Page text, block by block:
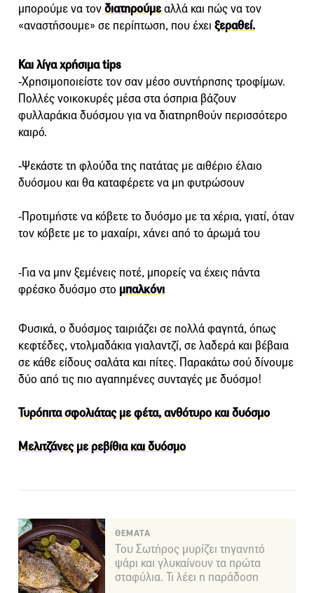
μπορούμε να τονδιατηρούμεαλλά και πώς να τον
«αναστήσουμε» σε περίπτωση, που έχει ξεραθεί.
Και λίγα χρήσιμα tips
-Χρησιμοποιείστε τον σαν μέσο συντήρησης τροφίμων.
Πολλές νοικοκυρές μέσα στα όσπρια βάζουν
φυλλαράκια δυόσμου για να διατηρηθούν περισσότερο
καιρό.
-Ψεκάστε τη φλούδα της πατάτας με αιθέριο έλαιο
δυόσμου και θα καταφέρετε να μη φυτρώσουν
-Προτιμήστε να κόβετε το δυόσμο με τα χέρια, γιατί, όταν
τον κόβετε με το μαχαίρι, χάνει από το άρωμά του
-Για να μην ξεμένεις ποτέ, μπορείς να έχεις πάντα
φρέσκο δυόσμο στο μπαλκόνι
Φυσικά, ο δυόσμος ταιριάζει σε πολλά φαγητά, όπως
κεφτέδες, ντολμαδάκια γιαλαντζί, σε λαδερά και βέβαια
σε κάθε είδους σαλάτα και πίτες. Παρακάτω σού δίνουμε
δύο από τις πιο αγαπημένες συνταγές με δυόσμο!
Τυρόπιτα σφολιάτας με φέτα, ανθότυρο και δυόσμο
Μελιτζάνες με ρεβίθια και δυόσμο
ΘΕΜΑΤΑ
Του Σωτήρος μυρίζει τηγανητό
ψάρι και γλυκαίνουν τα πρώτα
σταφύλια. Τι λέει η παράδοση